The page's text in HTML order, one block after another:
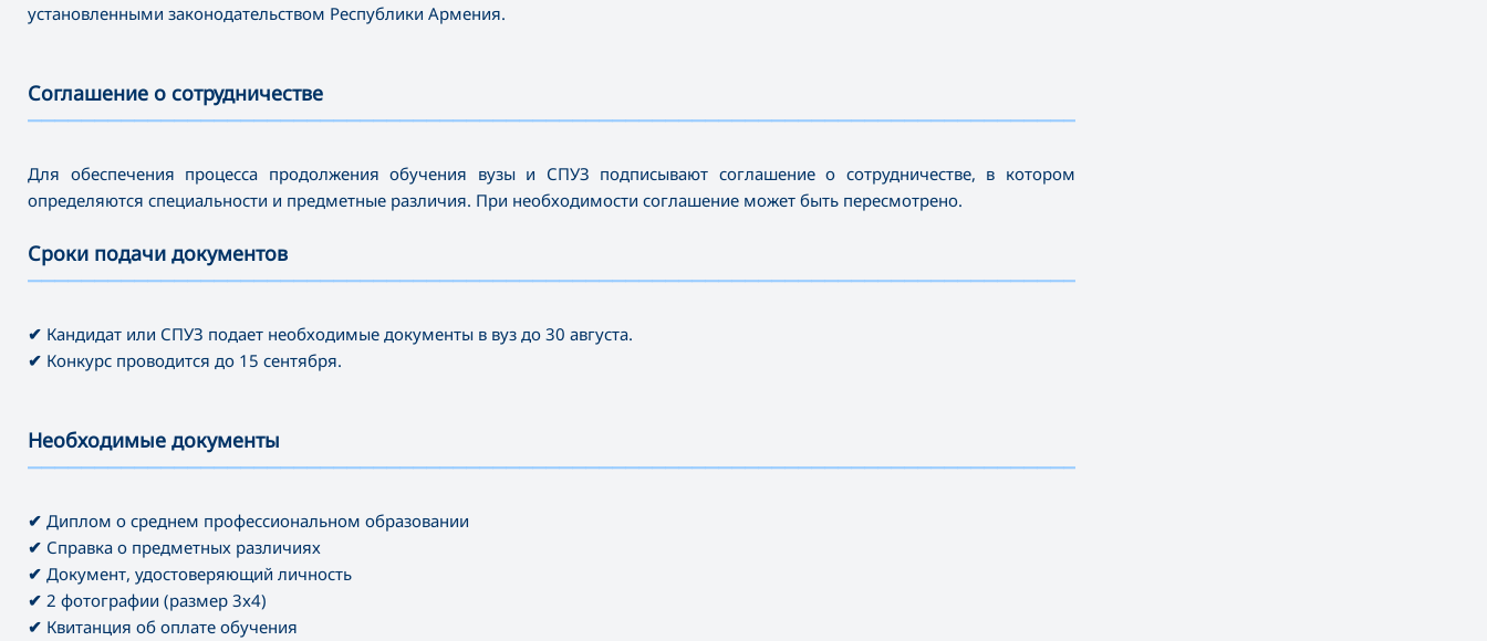
установленными законодательством Республики Армения.
Соглашение о сотрудничестве
————————————————————————————————————————————————————————————————————————————————————
Для обеспечения процесса продолжения обучения вузы и СПУЗ подписывают соглашение о сотрудничестве, в котором
определяются специальности и предметные различия. При необходимости соглашение может быть пересмотрено.
Сроки подачи документов
————————————————————————————————————————————————————————————————————————————————————
✔ Кандидат или СПУЗ подает необходимые документы в вуз до 30 августа.
✔ Конкурс проводится до 15 сентября.
Необходимые документы
————————————————————————————————————————————————————————————————————————————————————
✔ Диплом о среднем профессиональном образовании
✔ Справка о предметных различиях
✔ Документ, удостоверяющий личность
✔ 2 фотографии (размер 3x4)
✔ Квитанция об оплате обучения